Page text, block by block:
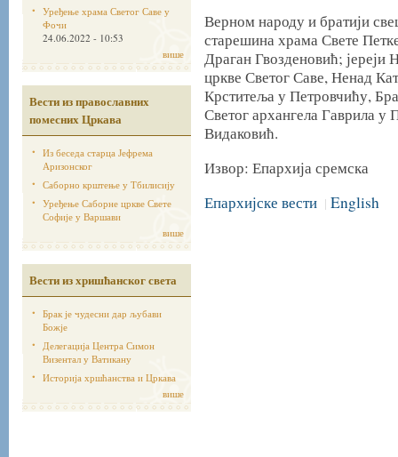
Уређење храма Светог Саве у
Фочи
24.06.2022 - 10:53
више
Вести из православних
помесних Цркава
Из беседа старца Јефрема
Аризонског
Саборно крштење у Тбилисију
Уређење Саборне цркве Свете
Софије у Варшави
више
Вести из хришћанског света
Брак је чудесни дар љубави
Божје
Делегација Центра Симон
Визентал у Ватикану
Историја хршћанства и Цркава
више
Верном народу и братији
старешина храма Свете
Драган Гвозденовић;
цркве Светог Саве, Ненад
Крститеља у Петровчићу,
Светог архангела Гаврила у
Видаковић.
Извор: Епархија сремска
Епархијске вести | English